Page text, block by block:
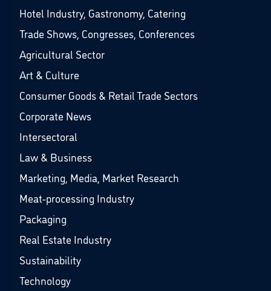
Hotel Industry, Gastronomy, Catering
Trade Shows, Congresses, Conferences
Agricultural Sector
Art & Culture
Consumer Goods & Retail Trade Sectors
Corporate News
Intersectoral
Law & Business
Marketing, Media, Market Research
Meat-processing Industry
Packaging
Real Estate Industry
Sustainability
Technology